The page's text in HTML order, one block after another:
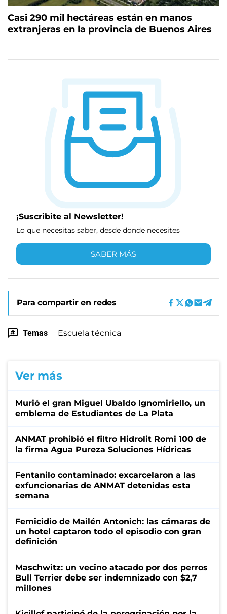
Casi 290 mil hectáreas están en manos
extranjeras en la provincia de Buenos Aires
¡Suscribite al Newsletter!
Lo que necesitas saber, desde donde necesites
SABER MÁS
Para compartir en redes
Temas Escuela técnica
Ver más
Murió el gran Miguel Ubaldo Ignomiriello, un
emblema de Estudiantes de La Plata
ANMAT prohibió el filtro Hidrolit Romi 100 de
la firma Agua Pureza Soluciones Hídricas
Fentanilo contaminado: excarcelaron a las
exfuncionarias de ANMAT detenidas esta
semana
Femicidio de Mailén Antonich: las cámaras de
un hotel captaron todo el episodio con gran
definición
Maschwitz: un vecino atacado por dos perros
Bull Terrier debe ser indemnizado con $2,7
millones